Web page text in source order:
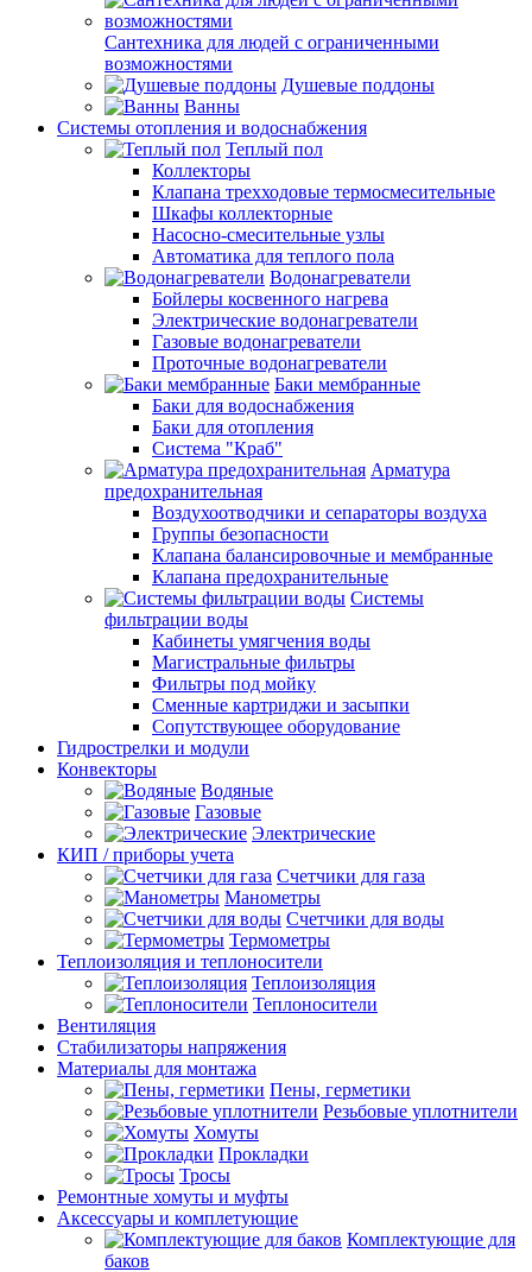
Сантехника для людей с ограниченными
возможностями
Душевые поддоны
Ванны
Системы отопления и водоснабжения
Теплый пол
Коллекторы
Клапана трехходовые термосмесительные
Шкафы коллекторные
Насосно-смесительные узлы
Автоматика для теплого пола
Водонагреватели
Бойлеры косвенного нагрева
Электрические водонагреватели
Газовые водонагреватели
Проточные водонагреватели
Баки мембранные
Баки для водоснабжения
Баки для отопления
Система "Краб"
Арматура
предохранительная
Воздухоотводчики и сепараторы воздуха
Группы безопасности
Клапана балансировочные и мембранные
Клапана предохранительные
Системы
фильтрации воды
Кабинеты умягчения воды
Магистральные фильтры
Фильтры под мойку
Сменные картриджи и засыпки
Сопутствующее оборудование
Гидрострелки и модули
Конвекторы
Водяные
Газовые
Электрические
КИП / приборы учета
Счетчики для газа
Манометры
Счетчики для воды
Термометры
Теплоизоляция и теплоносители
Теплоизоляция
Теплоносители
Вентиляция
Стабилизаторы напряжения
Материалы для монтажа
Пены, герметики
Резьбовые уплотнители
Хомуты
Прокладки
Тросы
Ремонтные хомуты и муфты
Аксессуары и комплетующие
Комплектующие для
баков